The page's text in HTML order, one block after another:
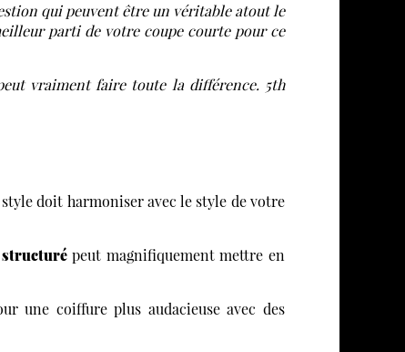
qui peuvent être un véritable atout le
parti de votre coupe courte pour ce
vraiment faire toute la différence. 5th
doit harmoniser avec le style de votre
peut magnifiquement mettre en
une coiffure plus audacieuse avec des